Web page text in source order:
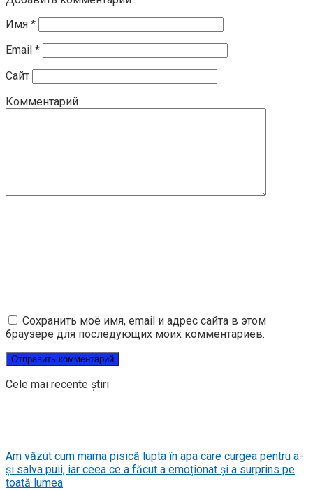
Имя *
Email *
Сайт
Комментарий
Сохранить моё имя, email и адрес сайта в этом
браузере для последующих моих комментариев.
Cele mai recente știri
Am văzut cum mama pisică lupta în apa care curgea pentru a-
și salva puii, iar ceea ce a făcut a emoționat și a surprins pe
toată lumea